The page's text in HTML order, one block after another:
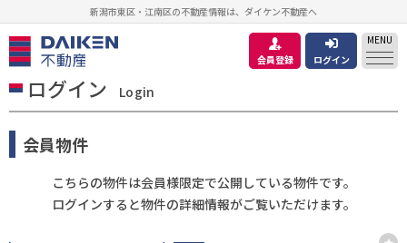
新潟市東区・江南区の不動産情報は、ダイケン不動産へ
会員登録 ログイン
MENU
ログイン Login
会員物件
こちらの物件は会員様限定で公開している物件です。
ログインすると物件の詳細情報がご覧いただけます。